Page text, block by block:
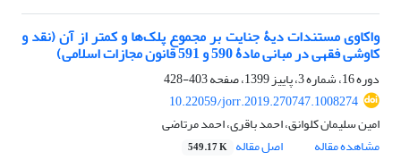
واکاوی مستندات دیۀ جنایت بر مجموع پلک‌ها و کمتر از آن (نقد و
کاوشی فقهی در مبانی مادۀ 590 و 591 قانون مجازات اسلامی)
دوره 16، شماره 3، پاییز 1399، صفحه
403-428
10.22059/jorr.2019.270747.1008274
امین سلیمان کلوانق، احمد باقری، احمد مرتاضی
مشاهده مقاله
اصل مقاله 549.17 K